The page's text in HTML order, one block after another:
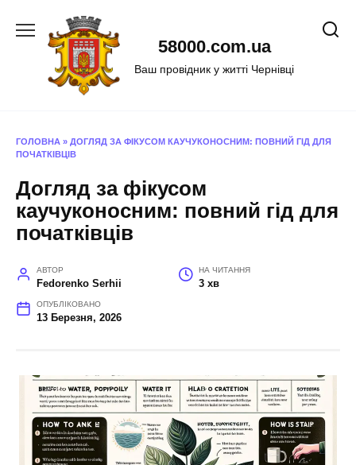
58000.com.ua
Ваш провідник у житті Чернівці
ГОЛОВНА » ДОГЛЯД ЗА ФІКУСОМ КАУЧУКОНОСНИМ: ПОВНИЙ ГІД ДЛЯ
ПОЧАТКІВЦІВ
Догляд за фікусом
каучуконосним: повний гід для
початківців
АВТОР
Fedorenko Serhii
НА ЧИТАННЯ
3 хв
ОПУБЛІКОВАНО
13 Березня, 2026